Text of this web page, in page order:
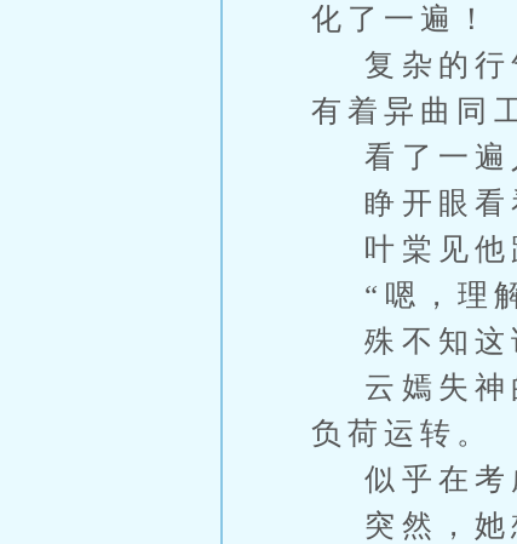
化了一遍！
复杂的行
有着异曲同
看了一遍
睁开眼看
叶棠见他
“嗯，理解
殊不知这
云嫣失神
负荷运转。
似乎在考
突然，她